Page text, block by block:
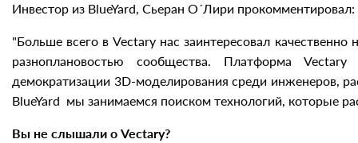
Инвестор из BlueYard, Сьеран О´Лири прокомментировал:
"Больше всего в Vectary нас заинтересовал
разноплановостью сообщества. Платформа
демократизации 3D-моделирования среди инженеров,
BlueYard мы занимаемся поиском технологий, которые
Вы не слышали о Vectary?